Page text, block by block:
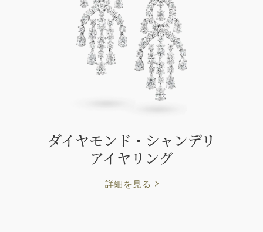
ダイヤモンド・シャンデリ
アイヤリング
詳細を見る